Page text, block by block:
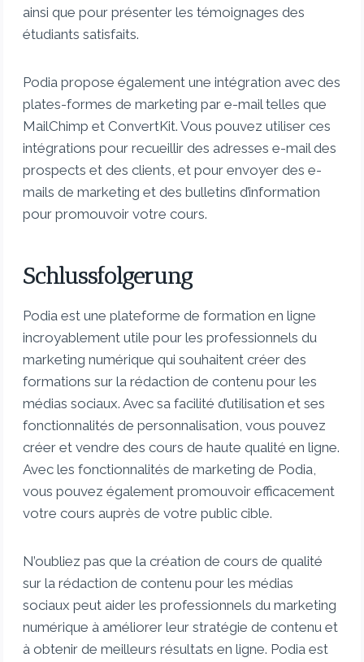
ainsi que pour présenter les témoignages des
étudiants satisfaits.
Podia propose également une intégration avec des
plates-formes de marketing par e-mail telles que
MailChimp et ConvertKit. Vous pouvez utiliser ces
intégrations pour recueillir des adresses e-mail des
prospects et des clients, et pour envoyer des e-
mails de marketing et des bulletins d’information
pour promouvoir votre cours.
Schlussfolgerung
Podia est une plateforme de formation en ligne
incroyablement utile pour les professionnels du
marketing numérique qui souhaitent créer des
formations sur la rédaction de contenu pour les
médias sociaux. Avec sa facilité d’utilisation et ses
fonctionnalités de personnalisation, vous pouvez
créer et vendre des cours de haute qualité en ligne.
Avec les fonctionnalités de marketing de Podia,
vous pouvez également promouvoir efficacement
votre cours auprès de votre public cible.
N’oubliez pas que la création de cours de qualité
sur la rédaction de contenu pour les médias
sociaux peut aider les professionnels du marketing
numérique à améliorer leur stratégie de contenu et
à obtenir de meilleurs résultats en ligne. Podia est